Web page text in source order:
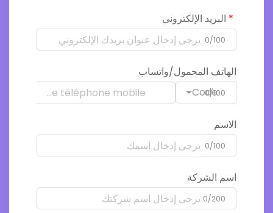
البريد الإلكتروني
0/100
الهاتف المحمول/واتساب
Code
0/100
الاسم
0/100
اسم الشركة
0/200